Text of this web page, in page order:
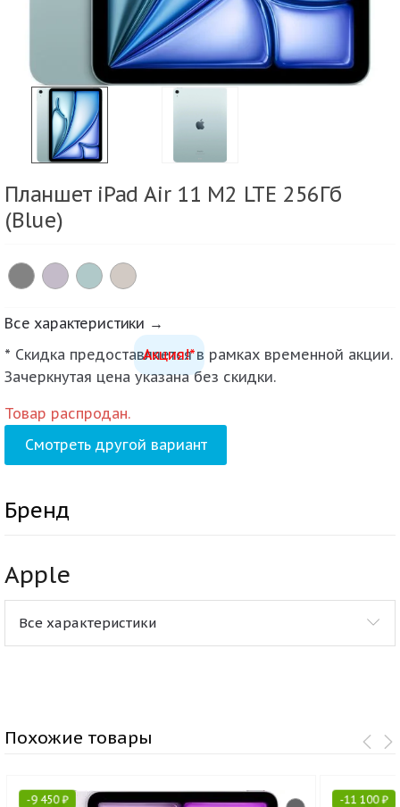
Планшет iPad Air 11 M2 LTE 256Гб
(Blue)
Все характеристики →
Акция!*
* Скидка предоставляется в рамках временной акции.
Зачеркнутая цена указана без скидки.
Товар распродан.
Смотреть другой вариант
Бренд
Apple
Все характеристики
Похожие товары
-9 450₽ -11 100₽